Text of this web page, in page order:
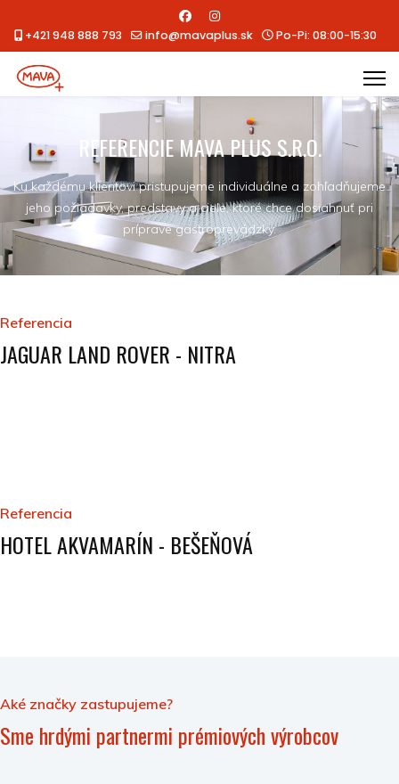
+421 948 888 793 info@mavaplus.sk Po-Pi: 08:00-15:30
REFERENCIE MAVA PLUS S.R.O.
Ku každému klientovi pristupujeme individuálne a zohľadňujeme
jeho požiadavky, predstavy a ciele, ktoré chce dosiahnuť pri
príprave gastroprevádzky.
Referencia
JAGUAR LAND ROVER - NITRA
Referencia
HOTEL AKVAMARÍN - BEŠEŇOVÁ
Aké značky zastupujeme?
Sme hrdými partnermi prémiových výrobcov